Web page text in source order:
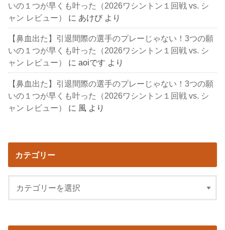
いの１つが早くも叶った（2026ワシントン１回戦 vs. シ
ャン レビュー）
に あけび より
【鼻血出た】引退間際の選手のプレーじゃない！3つの願
いの１つが早くも叶った（2026ワシントン１回戦 vs. シ
ャン レビュー）
にaoiです より
【鼻血出た】引退間際の選手のプレーじゃない！3つの願
いの１つが早くも叶った（2026ワシントン１回戦 vs. シ
ャン レビュー）
に 風 より
カテゴリー